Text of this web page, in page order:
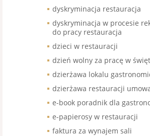
dyskryminacja restauracja
dyskryminacja w procesie
do pracy restauracja
dzieci w restauracji
dzień wolny za pracę w
dzierżawa lokalu
dzierżawa restauracji
e-book poradnik dla
e-papierosy w restauracji
faktura za wynajem sali